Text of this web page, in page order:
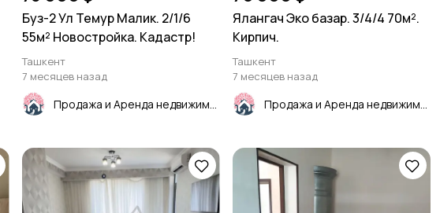
Буз-2 Ул Темур Малик. 2/1/6
55м² Новостройка. Кадастр!
Ташкент
7 месяцев назад
Ялангач Эко базар. 3/4/4 70м².
Кирпич.
Ташкент
7 месяцев назад